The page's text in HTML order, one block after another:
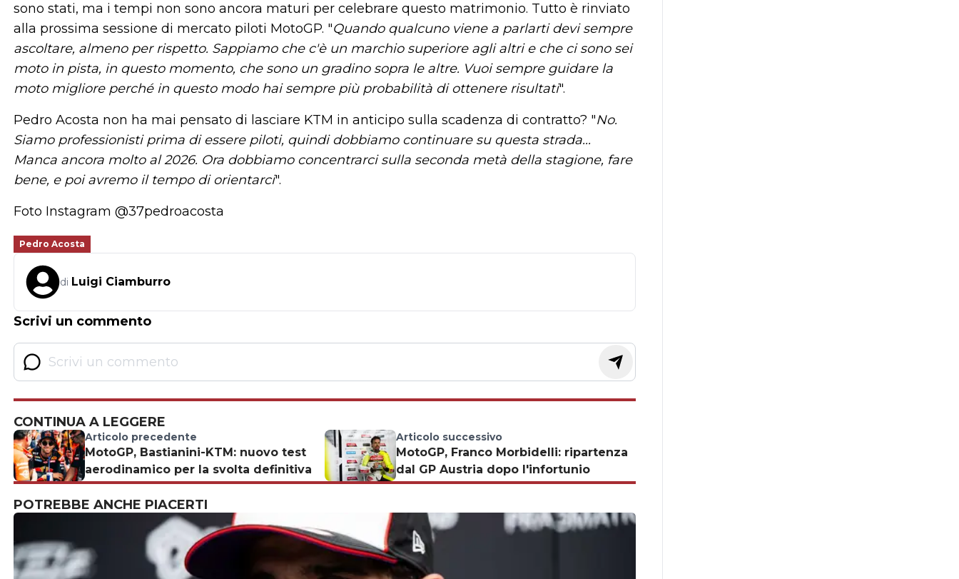
sono stati, ma i tempi non sono ancora maturi per celebrare questo matrimonio. Tutto è rinviato
alla prossima sessione di mercato piloti MotoGP. "Quando qualcuno viene a parlarti devi sempre
ascoltare, almeno per rispetto. Sappiamo che c'è un marchio superiore agli altri e che ci sono sei
moto in pista, in questo momento, che sono un gradino sopra le altre. Vuoi sempre guidare la
moto migliore perché in questo modo hai sempre più probabilità di ottenere risultati".
Pedro Acosta non ha mai pensato di lasciare KTM in anticipo sulla scadenza di contratto? "No.
Siamo professionisti prima di essere piloti, quindi dobbiamo continuare su questa strada...
Manca ancora molto al 2026. Ora dobbiamo concentrarci sulla seconda metà della stagione, fare
bene, e poi avremo il tempo di orientarci".
Foto Instagram @37pedroacosta
Pedro Acosta
di Luigi Ciamburro
Scrivi un commento
CONTINUA A LEGGERE
Articolo precedente
MotoGP, Bastianini-KTM: nuovo test
aerodinamico per la svolta definitiva
Articolo successivo
MotoGP, Franco Morbidelli: ripartenza
dal GP Austria dopo l'infortunio
POTREBBE ANCHE PIACERTI